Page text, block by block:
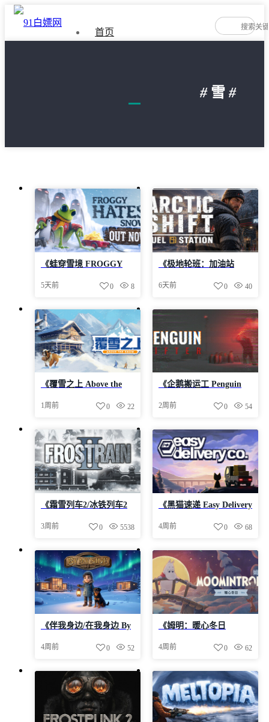
首页
隐私政策
#雪 #
《蛙穿雪境 FROGGY
24401645官中免安装-简
5天前 8
0
《极地轮班：加油站
Station》-Build 24466383
6天前 40
0
《覆雪之上 Above the
24410089官中免安装-简
1周前 22
0
《企鹅搬运工 Penguin
官中免安装-简中1.3GB
2周前 54
0
《霜雪列车2/冰铁列车2
24239977官中免安装-简
3周前 5538
0
《黑猫速递 Easy Delivery
装-简中1.1GB
4周前 68
0
《伴我身边/在我身边 By
官中免安装-简中2.0GB
4周前 52
0
《姆明：暖心冬日
Warmth》v0.1.1440-官中
4周前 62
0
文